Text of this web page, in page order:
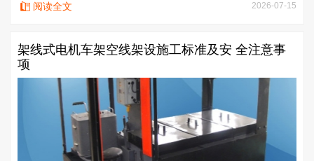
阅读全文 2026-07-15
架线式电机车架空线架设施工标准及安 全注意事
项